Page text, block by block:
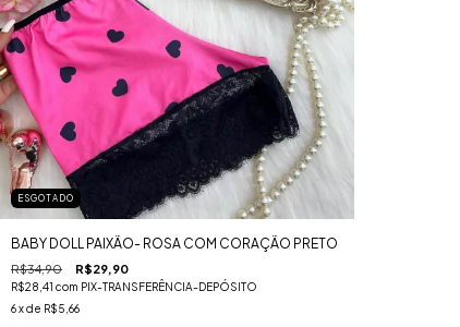
ESGOTADO
BABY DOLL PAIXÃO- ROSA COM CORAÇÃO PRETO
R$34,90 R$29,90
R$28,41 com PIX-TRANSFERÊNCIA-DEPÓSITO
6x de R$5,66